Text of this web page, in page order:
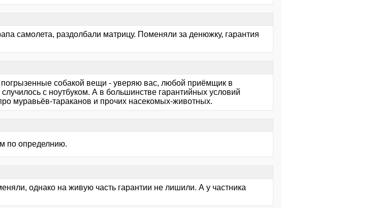
самолета, раздолбали матрицу. Поменяли за денюжку, гарантия
собакой вещи - уверяю вас, любой приёмщик в
случилось с ноутбуком. А в большинстве гарантийных условий
муравьёв-тараканов и прочих насекомых-животных.
по определнию.
однако на живую часть гарантии не лишили. А у частника